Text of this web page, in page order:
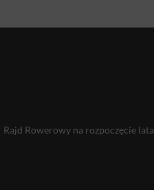
Rajd Rowerowy na rozpoczęcie lata